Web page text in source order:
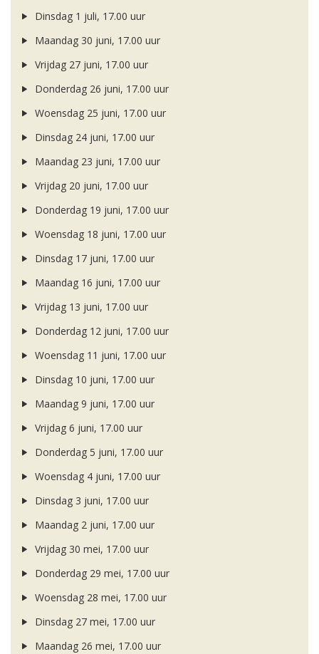
Dinsdag 1 juli, 17.00 uur
Maandag 30 juni, 17.00 uur
Vrijdag 27 juni, 17.00 uur
Donderdag 26 juni, 17.00 uur
Woensdag 25 juni, 17.00 uur
Dinsdag 24 juni, 17.00 uur
Maandag 23 juni, 17.00 uur
Vrijdag 20 juni, 17.00 uur
Donderdag 19 juni, 17.00 uur
Woensdag 18 juni, 17.00 uur
Dinsdag 17 juni, 17.00 uur
Maandag 16 juni, 17.00 uur
Vrijdag 13 juni, 17.00 uur
Donderdag 12 juni, 17.00 uur
Woensdag 11 juni, 17.00 uur
Dinsdag 10 juni, 17.00 uur
Maandag 9 juni, 17.00 uur
Vrijdag 6 juni, 17.00 uur
Donderdag 5 juni, 17.00 uur
Woensdag 4 juni, 17.00 uur
Dinsdag 3 juni, 17.00 uur
Maandag 2 juni, 17.00 uur
Vrijdag 30 mei, 17.00 uur
Donderdag 29 mei, 17.00 uur
Woensdag 28 mei, 17.00 uur
Dinsdag 27 mei, 17.00 uur
Maandag 26 mei, 17.00 uur